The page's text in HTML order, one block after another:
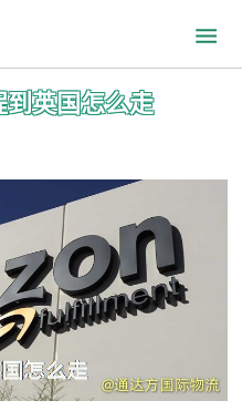
英国怎么走